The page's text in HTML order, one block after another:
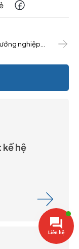
nghiệp
kế hệ